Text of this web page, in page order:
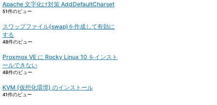
Apache 文字化け対策 AddDefaultCharset
51件のビュー
スワップファイル(swap)を作成して有効に
する
48件のビュー
Proxmox VE に Rocky Linux 10 をインスト
ールできない
48件のビュー
KVM (仮想化環境) のインストール
41件のビュー